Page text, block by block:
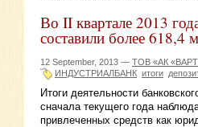
Во II квартале 2013
составили более 618,4
12 September, 2013 — ТОВ «АК
ИНДУСТРИАЛБАНК итоги
Итоги деятельности
сначала текущего года
привлеченных средств как